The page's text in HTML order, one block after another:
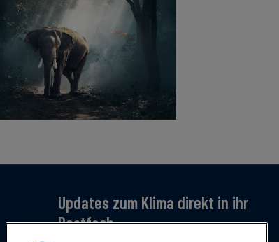
Updates zum Klima direkt in ihr
Postfach